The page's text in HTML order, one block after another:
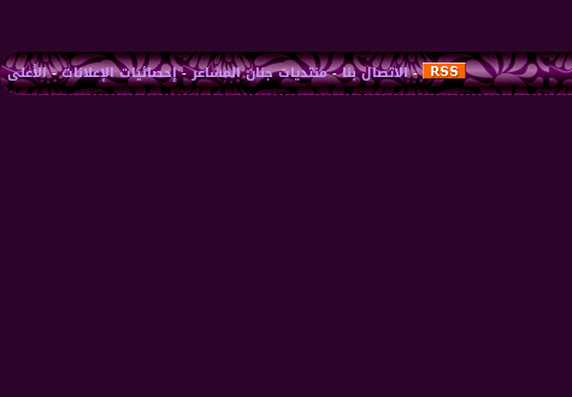
-الاتصال بنا-منتديات جنان المشاعر-إحصائيات الإعلانات-الأعلى